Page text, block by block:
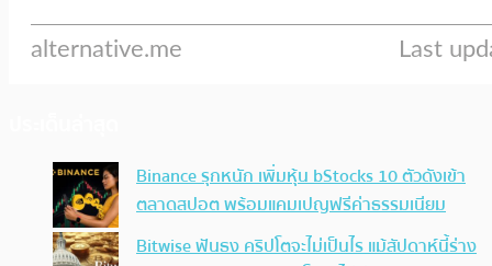
Binance รุกหนัก เพิ่มหุ้น bStocks 10 ตัวดังเข้า
ตลาดสปอต พร้อมแคมเปญฟรีค่าธรรมเนียม
Bitwise ฟันธง คริปโตจะไม่เป็นไร แม้สัปดาห์นี้ร่าง